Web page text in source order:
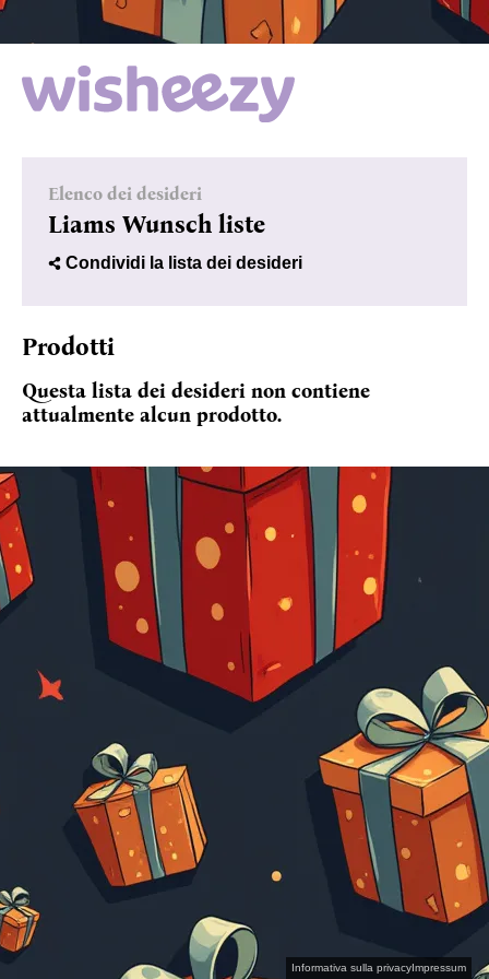
Elenco dei desideri
Liams Wunsch liste
Condividi la lista dei desideri
Prodotti
Questa lista dei desideri non contiene
attualmente alcun prodotto.
Informativa sulla privacyImpressum